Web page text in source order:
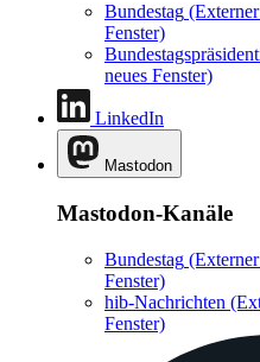
Bundestag
Fenster)
neues Fenster)
LinkedIn
Mastodon
Mastodon-Kanäle
Bundestag
Fenster)
hib-Nachrichten
Fenster)